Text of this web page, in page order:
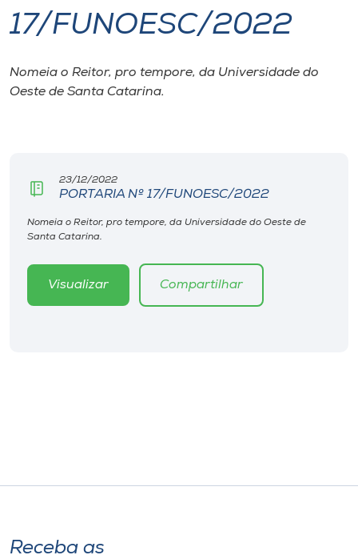
I.nova
Diplomados
CPA
Biblioteca
Editora
17/FUNOESC/2022
Nomeia o Reitor, pro tempore, da Universidade do
Oeste de Santa Catarina.
23/12/2022
PORTARIA Nº 17/FUNOESC/2022
Nomeia o Reitor, pro tempore, da Universidade do Oeste de
Santa Catarina.
Visualizar Compartilhar
Receba as